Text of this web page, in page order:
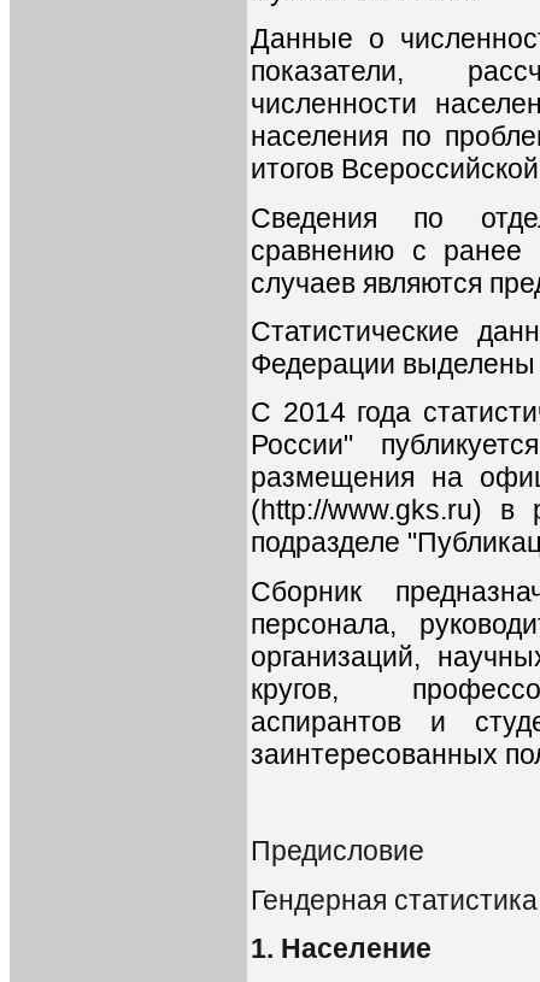
Данные о
показатели,
численности
населения по
итогов
Сведения по
сравнению с ранее
случаев являются
Статистические
Федерации выделены
С 2014 года
России"
размещения на
(http://www.gks.ru) в
подразделе
Сборник
персонала,
организаций,
кругов,
аспирантов и
заинтересованных
Предисловие
Гендерная статистика
1. Население